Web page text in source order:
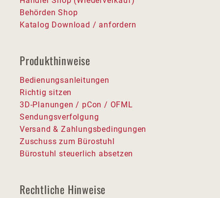
Behörden Shop
Katalog Download / anfordern
Produkthinweise
Bedienungsanleitungen
Richtig sitzen
3D-Planungen / pCon / OFML
Sendungsverfolgung
Versand & Zahlungsbedingungen
Zuschuss zum Bürostuhl
Bürostuhl steuerlich absetzen
Rechtliche Hinweise